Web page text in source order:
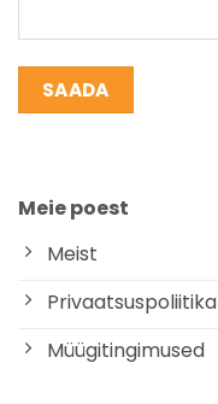
Meie poest
Meist
Privaatsuspoliitika
Müügitingimused